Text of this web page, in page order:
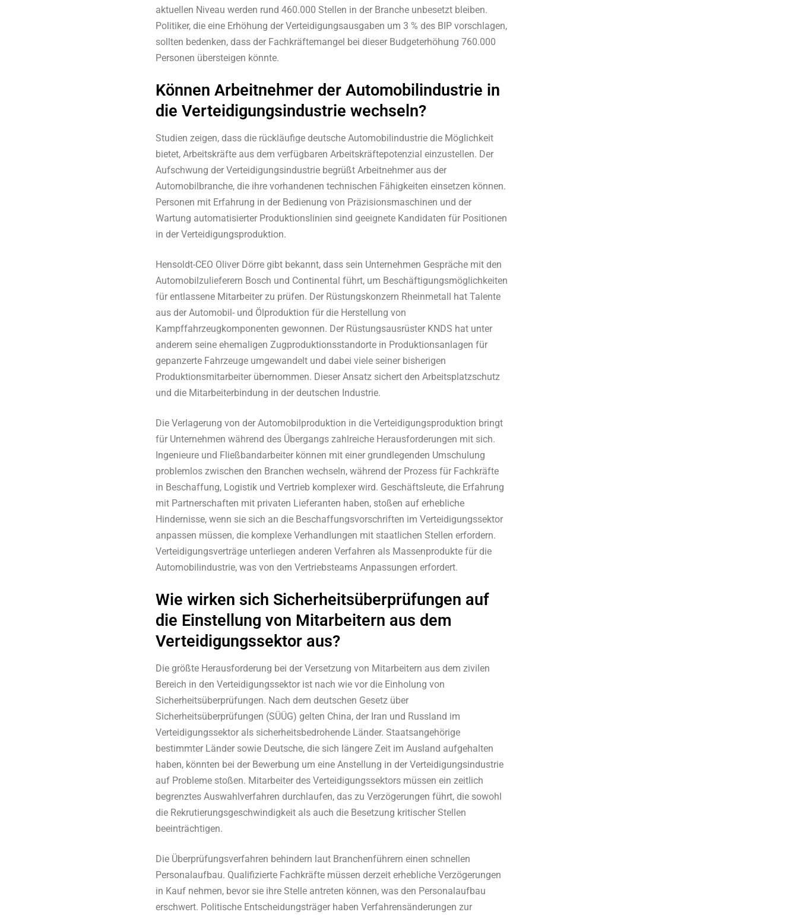
aktuellen Niveau werden rund 460.000 Stellen in der Branche unbesetzt bleiben.
Politiker, die eine Erhöhung der Verteidigungsausgaben um 3 % des BIP vorschlagen,
sollten bedenken, dass der Fachkräftemangel bei dieser Budgeterhöhung 760.000
Personen übersteigen könnte.
Können Arbeitnehmer der Automobilindustrie in
die Verteidigungsindustrie wechseln?
Studien zeigen, dass die rückläufige deutsche Automobilindustrie die Möglichkeit
bietet, Arbeitskräfte aus dem verfügbaren Arbeitskräftepotenzial einzustellen. Der
Aufschwung der Verteidigungsindustrie begrüßt Arbeitnehmer aus der
Automobilbranche, die ihre vorhandenen technischen Fähigkeiten einsetzen können.
Personen mit Erfahrung in der Bedienung von Präzisionsmaschinen und der
Wartung automatisierter Produktionslinien sind geeignete Kandidaten für Positionen
in der Verteidigungsproduktion.
Hensoldt-CEO Oliver Dörre gibt bekannt, dass sein Unternehmen Gespräche mit den
Automobilzulieferern Bosch und Continental führt, um Beschäftigungsmöglichkeiten
für entlassene Mitarbeiter zu prüfen. Der Rüstungskonzern Rheinmetall hat Talente
aus der Automobil- und Ölproduktion für die Herstellung von
Kampffahrzeugkomponenten gewonnen. Der Rüstungsausrüster KNDS hat unter
anderem seine ehemaligen Zugproduktionsstandorte in Produktionsanlagen für
gepanzerte Fahrzeuge umgewandelt und dabei viele seiner bisherigen
Produktionsmitarbeiter übernommen. Dieser Ansatz sichert den Arbeitsplatzschutz
und die Mitarbeiterbindung in der deutschen Industrie.
Die Verlagerung von der Automobilproduktion in die Verteidigungsproduktion bringt
für Unternehmen während des Übergangs zahlreiche Herausforderungen mit sich.
Ingenieure und Fließbandarbeiter können mit einer grundlegenden Umschulung
problemlos zwischen den Branchen wechseln, während der Prozess für Fachkräfte
in Beschaffung, Logistik und Vertrieb komplexer wird. Geschäftsleute, die Erfahrung
mit Partnerschaften mit privaten Lieferanten haben, stoßen auf erhebliche
Hindernisse, wenn sie sich an die Beschaffungsvorschriften im Verteidigungssektor
anpassen müssen, die komplexe Verhandlungen mit staatlichen Stellen erfordern.
Verteidigungsverträge unterliegen anderen Verfahren als Massenprodukte für die
Automobilindustrie, was von den Vertriebsteams Anpassungen erfordert.
Wie wirken sich Sicherheitsüberprüfungen auf
die Einstellung von Mitarbeitern aus dem
Verteidigungssektor aus?
Die größte Herausforderung bei der Versetzung von Mitarbeitern aus dem zivilen
Bereich in den Verteidigungssektor ist nach wie vor die Einholung von
Sicherheitsüberprüfungen. Nach dem deutschen Gesetz über
Sicherheitsüberprüfungen (SÜÜG) gelten China, der Iran und Russland im
Verteidigungssektor als sicherheitsbedrohende Länder. Staatsangehörige
bestimmter Länder sowie Deutsche, die sich längere Zeit im Ausland aufgehalten
haben, könnten bei der Bewerbung um eine Anstellung in der Verteidigungsindustrie
auf Probleme stoßen. Mitarbeiter des Verteidigungssektors müssen ein zeitlich
begrenztes Auswahlverfahren durchlaufen, das zu Verzögerungen führt, die sowohl
die Rekrutierungsgeschwindigkeit als auch die Besetzung kritischer Stellen
beeinträchtigen.
Die Überprüfungsverfahren behindern laut Branchenführern einen schnellen
Personalaufbau. Qualifizierte Fachkräfte müssen derzeit erhebliche Verzögerungen
in Kauf nehmen, bevor sie ihre Stelle antreten können, was den Personalaufbau
erschwert. Politische Entscheidungsträger haben Verfahrensänderungen zur